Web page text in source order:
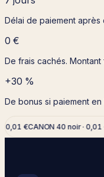
Délai de paiement après
0 €
De frais cachés.
+30 %
De bonus si paiement
0,01 €CANON 40 noir · 0,01